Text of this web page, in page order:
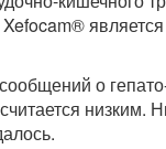
о
низким.